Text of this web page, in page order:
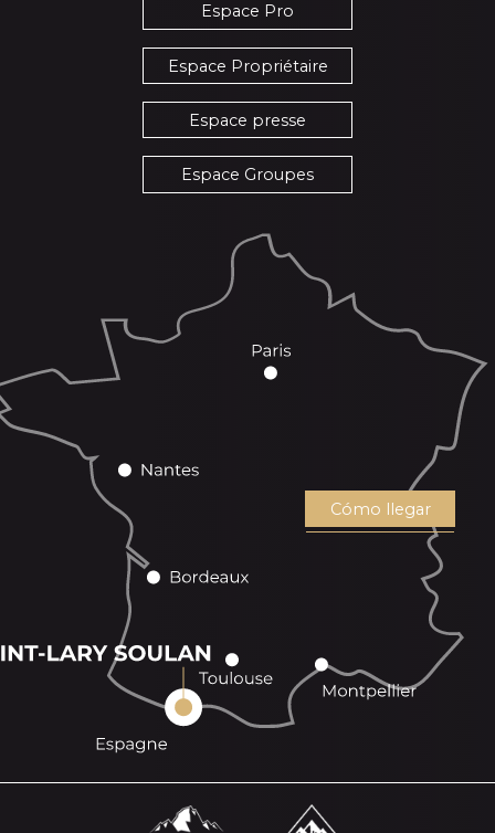
Espace Pro
Espace Propriétaire
Espace presse
Espace Groupes
Cómo llegar